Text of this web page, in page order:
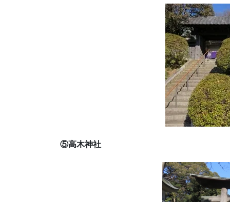
⑤高木神社